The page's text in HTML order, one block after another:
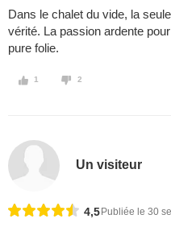
Dans le chalet du vide, la
vérité. La passion ardente
pure folie.
1 2
Un visiteur
4,5 Publiée le 30